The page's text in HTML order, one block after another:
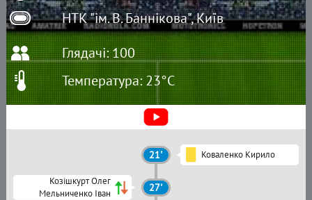
НТК "ім. В. Баннікова", Київ
Глядачі: 100
Температура: 23°C
21' Коваленко Кирило
Козішкурт Олег
Мельниченко Іван
27'